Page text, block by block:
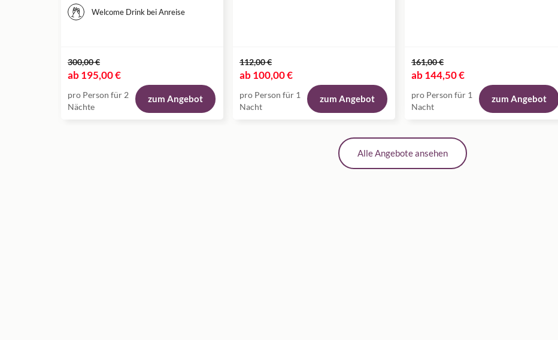
Welcome Drink bei Anreise
300,00 €
ab195,00 €
pro Person für 2
Nächte
zum Angebot
112,00 €
ab100,00 €
pro Person für 1
Nacht
zum Angebot
161,00 €
ab144,50 €
pro Person für 1
Nacht
zum Angebot
Alle Angebote ansehen